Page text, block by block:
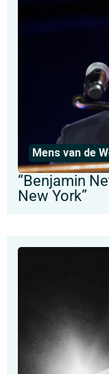
Mens van de
“Benjamin
New York”